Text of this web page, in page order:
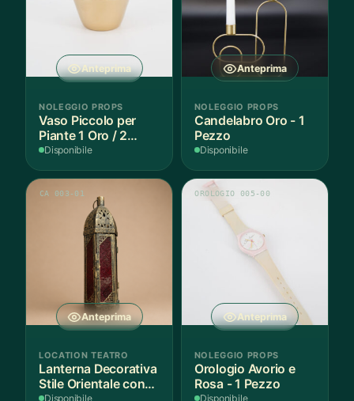
Anteprima
NOLEGGIO PROPS
Vaso Piccolo per
Piante 1 Oro / 2
Argento - 3 Pezzi
Disponibile
Anteprima
NOLEGGIO PROPS
Candelabro Oro - 1
Pezzo
Disponibile
Anteprima
CA 003-01
LOCATION TEATRO
Lanterna Decorativa
Stile Orientale con
Disponibile
Anteprima
OROLOGIO 005-00
NOLEGGIO PROPS
Orologio Avorio e
Rosa - 1 Pezzo
Disponibile